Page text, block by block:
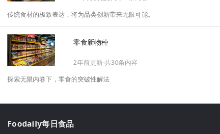
传统食材的极致表达，将为品类创新带来无限可能。
零食新物种
2年前更新·共30条内容
探索无限内卷下，零食的突破性解法
Foodaily每日食品